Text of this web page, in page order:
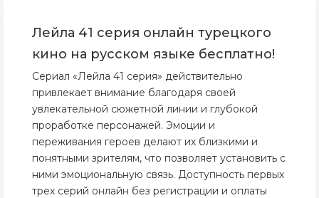
Лейла 41 серия онлайн турецкого
кино на русском языке бесплатно!
Сериал «Лейла 41 серия» действительно
привлекает внимание благодаря своей
увлекательной сюжетной линии и глубокой
проработке персонажей. Эмоции и
переживания героев делают их близкими и
понятными зрителям, что позволяет установить с
ними эмоциональную связь. Доступность первых
трех серий онлайн без регистрации и оплаты